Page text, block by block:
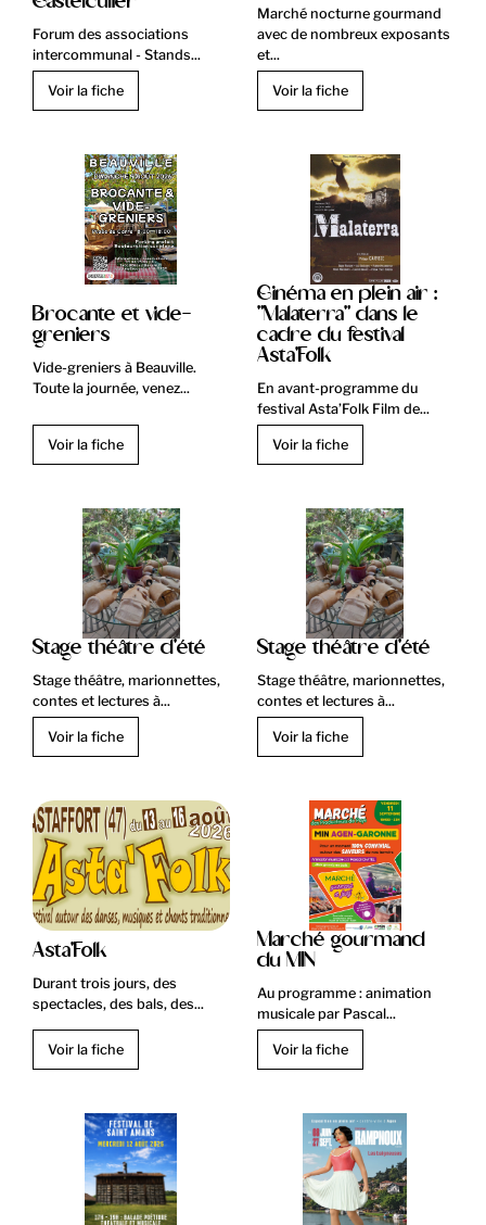
Forum des associations
intercommunal - Stands...
Voir la fiche
Marché nocturne gourmand
avec de nombreux exposants
et...
Voir la fiche
Brocante et vide-
greniers
Vide-greniers à Beauville.
Toute la journée, venez...
Voir la fiche
Cinéma en plein air :
"Malaterra" dans le
cadre du festival
Asta'Folk
En avant-programme du
festival Asta’Folk Film de...
Voir la fiche
Stage théâtre d'été
Stage théâtre, marionnettes,
contes et lectures à...
Voir la fiche
Stage théâtre d'été
Stage théâtre, marionnettes,
contes et lectures à...
Voir la fiche
Asta'Folk
Durant trois jours, des
spectacles, des bals, des...
Voir la fiche
Marché gourmand
du MIN
Au programme : animation
musicale par Pascal...
Voir la fiche